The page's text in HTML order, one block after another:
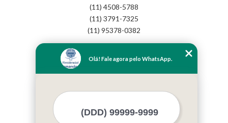
(11) 4508-5788
(11) 3791-7325
(11) 95378-0382
Empresa
Missão
Mapa do site
Mais Serviços
Olá! Fale agora pelo WhatsApp.